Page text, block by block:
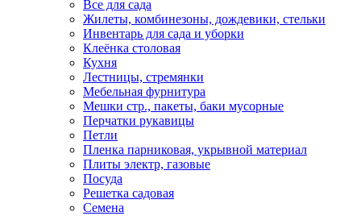
Все для сада
Жилеты, комбинезоны, дождевики, стельки
Инвентарь для сада и уборки
Клеёнка столовая
Кухня
Лестницы, стремянки
Мебельная фурнитура
Мешки стр., пакеты, баки мусорные
Перчатки рукавицы
Петли
Пленка парниковая, укрывной материал
Плиты электр, газовые
Посуда
Решетка садовая
Семена